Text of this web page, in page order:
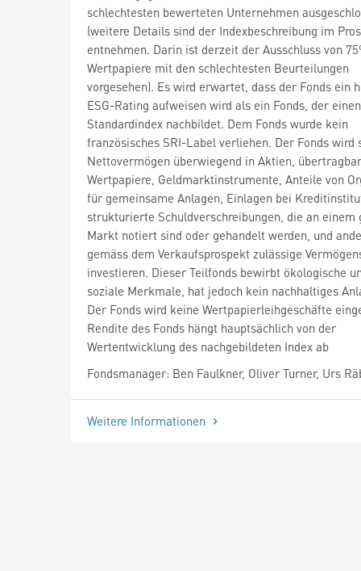
schlechtesten bewerteten Unternehmen
(weitere Details sind der Indexbeschreibung im
entnehmen. Darin ist derzeit der Ausschluss von
Wertpapiere mit den schlechtesten Beurteilungen
vorgesehen). Es wird erwartet, dass der Fonds ein
ESG-Rating aufweisen wird als ein Fonds, der einen
Standardindex nachbildet. Dem Fonds wurde kein
französisches SRI-Label verliehen. Der Fonds wird
Nettovermögen überwiegend in Aktien,
Wertpapiere, Geldmarktinstrumente, Anteile von
für gemeinsame Anlagen, Einlagen bei
strukturierte Schuldverschreibungen, die an einem
Markt notiert sind oder gehandelt werden, und
gemäss dem Verkaufsprospekt zulässige
investieren. Dieser Teilfonds bewirbt ökologische
soziale Merkmale, hat jedoch kein nachhaltiges
Der Fonds wird keine Wertpapierleihgeschäfte
Rendite des Fonds hängt hauptsächlich von der
Wertentwicklung des nachgebildeten Index ab
Fondsmanager: Ben Faulkner, Oliver Turner, Urs
Weitere Informationen